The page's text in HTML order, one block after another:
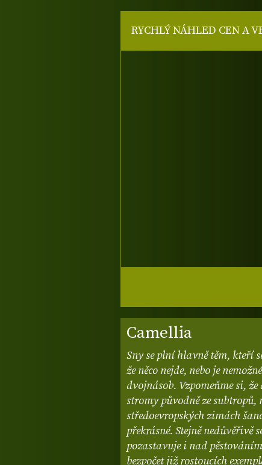
Camellia
Sny se plní hlavně těm, kteří
že něco nejde, nebo je
dvojnásob. Vzpomeňme si,
stromy původně ze
středoevropských zimách
překrásné. Stejně nedůvěřivě
pozastavuje i nad
bezpočet již rostoucích
RYCHLÝ NÁHLED CEN A